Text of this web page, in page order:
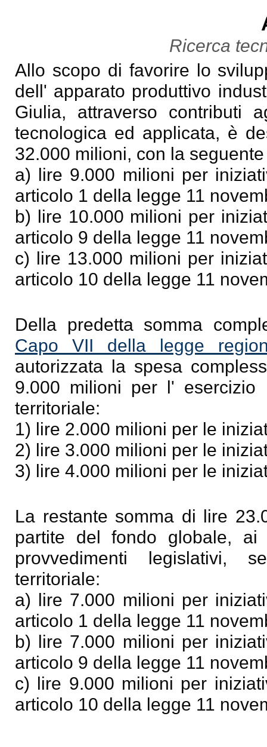
Ricerca
Allo scopo di favorire lo
dell' apparato produttivo
Giulia, attraverso contributi
tecnologica ed applicata, è
32.000 milioni, con la
a) lire 9.000 milioni per
articolo 1 della legge 11
b) lire 10.000 milioni per
articolo 9 della legge 11
c) lire 13.000 milioni per
articolo 10 della legge 11
Della predetta somma
Capo VII della legge
autorizzata la spesa
9.000 milioni per l' esercizio
territoriale:
1) lire 2.000 milioni per le
2) lire 3.000 milioni per le
3) lire 4.000 milioni per le
La restante somma di lire
partite del fondo globale,
provvedimenti legislativi,
territoriale:
a) lire 7.000 milioni per
articolo 1 della legge 11
b) lire 7.000 milioni per
articolo 9 della legge 11
c) lire 9.000 milioni per
articolo 10 della legge 11